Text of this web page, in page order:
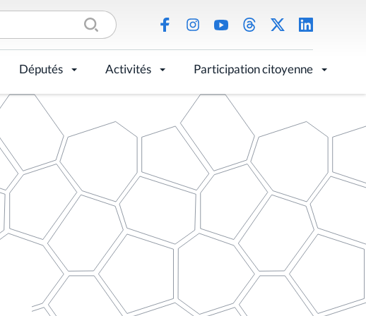
Députés Activités Participation citoyenne